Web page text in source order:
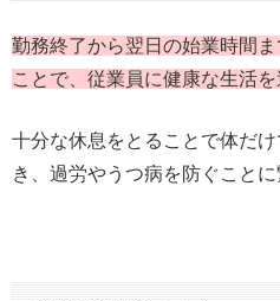
勤務終了から翌日の始業時間
ことで、従業員に健康な生活を
十分な休息をとることで体だ
き、過労やうつ病を防ぐことに